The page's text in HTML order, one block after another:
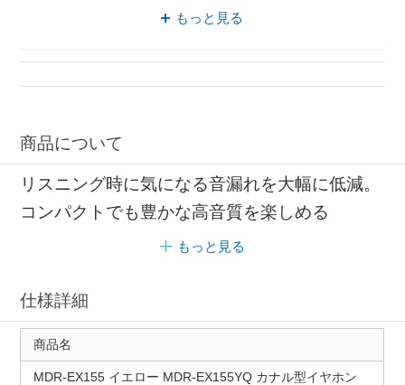
コンパクト カラフル
もっと見る
商品について
リスニング時に気になる音漏れを大幅に低減。
コンパクトでも豊かな高音質を楽しめる
もっと見る
仕様詳細
商品名
MDR-EX155 イエロー MDR-EX155YQ カナル型イヤホン